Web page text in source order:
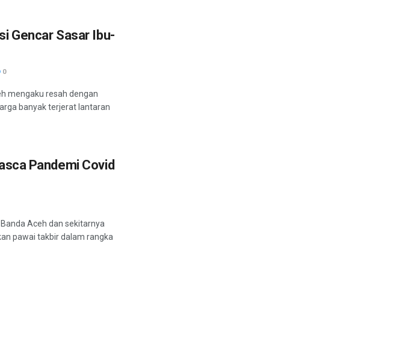
Gencar Sasar Ibu-
0
mengaku resah dengan
banyak terjerat lantaran
Pandemi Covid
Aceh dan sekitarnya
pawai takbir dalam rangka